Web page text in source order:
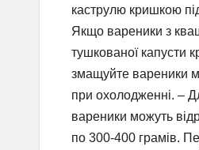
каструлю кришкою
Якщо вареники з
тушкованої капусти
змащуйте вареники
при охолодженні. –
вареники можуть
по 300-400 грамів.